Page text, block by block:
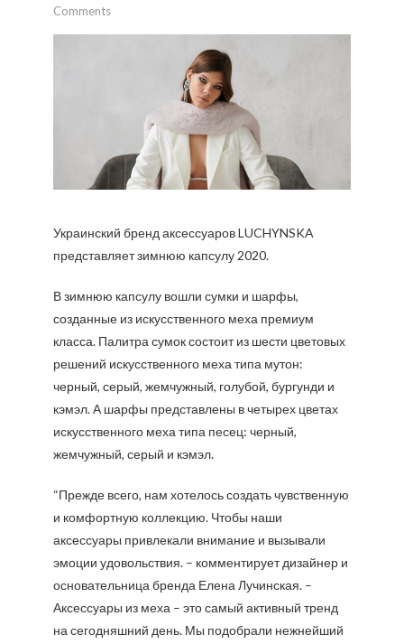
Comments
Украинский бренд аксессуаров LUCHYNSKA
представляет зимнюю капсулу 2020.
В зимнюю капсулу вошли сумки и шарфы,
созданные из искусственного меха премиум
класса. Палитра сумок состоит из шести цветовых
решений искусственного меха типа мутон:
черный, серый, жемчужный, голубой, бургунди и
кэмэл. А шарфы представлены в четырех цветах
искусственного меха типа песец: черный,
жемчужный, серый и кэмэл.
“Прежде всего, нам хотелось создать чувственную
и комфортную коллекцию. Чтобы наши
аксессуары привлекали внимание и вызывали
эмоции удовольствия. – комментирует дизайнер и
основательница бренда Елена Лучинская. –
Аксессуары из меха – это самый активный тренд
на сегодняшний день. Мы подобрали нежнейший